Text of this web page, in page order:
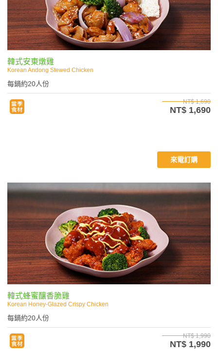
韓式安東燉雞
Korean Andong Stewed Chicken
每鍋約20人份
NT$ 1,690
NT$ 1,690
來電訂購
韓式蜂蜜釀香脆雞
Korean Honey‑Glazed Crispy Chicken
每鍋約20人份
NT$ 1,990
NT$ 1,990